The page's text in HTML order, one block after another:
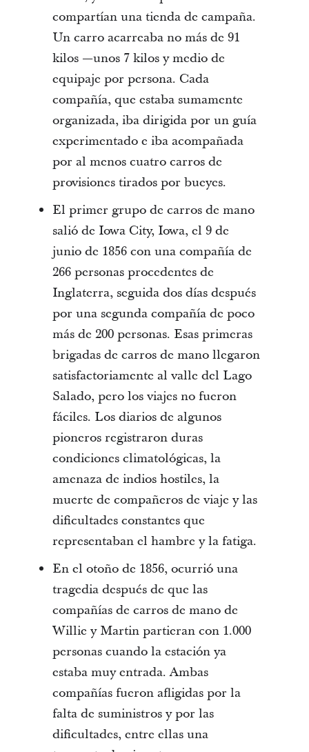
compartían una tienda de campaña.
Un carro acarreaba no más de 91
kilos —unos 7 kilos y medio de
equipaje por persona. Cada
compañía, que estaba sumamente
organizada, iba dirigida por un guía
experimentado e iba acompañada
por al menos cuatro carros de
provisiones tirados por bueyes.
El primer grupo de carros de mano
salió de Iowa City, Iowa, el 9 de
junio de 1856 con una compañía de
266 personas procedentes de
Inglaterra, seguida dos días después
por una segunda compañía de poco
más de 200 personas. Esas primeras
brigadas de carros de mano llegaron
satisfactoriamente al valle del Lago
Salado, pero los viajes no fueron
fáciles. Los diarios de algunos
pioneros registraron duras
condiciones climatológicas, la
amenaza de indios hostiles, la
muerte de compañeros de viaje y las
dificultades constantes que
representaban el hambre y la fatiga.
En el otoño de 1856, ocurrió una
tragedia después de que las
compañías de carros de mano de
Willie y Martin partieran con 1.000
personas cuando la estación ya
estaba muy entrada. Ambas
compañías fueron afligidas por la
falta de suministros y por las
dificultades, entre ellas una